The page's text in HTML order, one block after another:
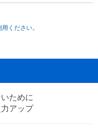
ください。
ために
アップ